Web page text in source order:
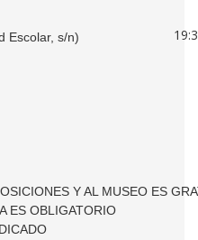
Escolar, s/n)
Y AL MUSEO ES
ES OBLIGATORIO